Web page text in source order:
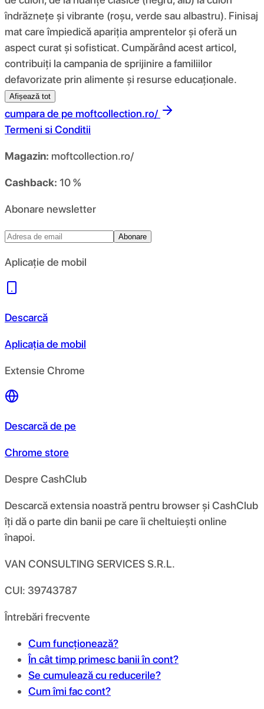
îndrăznețe și vibrante (roșu, verde sau albastru). Finisaj
mat care împiedică apariția amprentelor și oferă un
aspect curat și sofisticat. Cumpărând acest articol,
contribuiți la campania de sprijinire a familiilor
defavorizate prin alimente și resurse educaționale.
Afișează tot
cumpara de pe moftcollection.ro/
Termeni si Conditii
Magazin: moftcollection.ro/
Cashback: 10 %
Abonare newsletter
Abonare
Aplicație de mobil
Descarcă
Aplicația de mobil
Extensie Chrome
Descarcă de pe
Chrome store
Despre CashClub
Descarcă extensia noastră pentru browser și CashClub
îți dă o parte din banii pe care îi cheltuiești online
înapoi.
VAN CONSULTING SERVICES S.R.L.
CUI: 39743787
Întrebări frecvente
Cum funcționează?
În cât timp primesc banii în cont?
Se cumulează cu reducerile?
Cum îmi fac cont?